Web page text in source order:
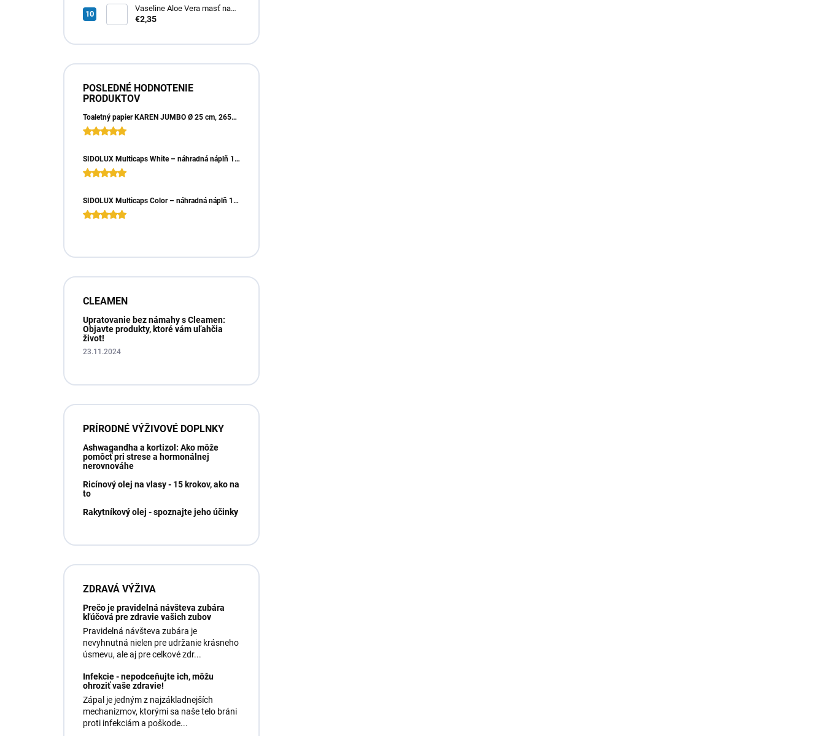
Vaseline Aloe Vera masť na
pery 20g
€2,35
POSLEDNÉ HODNOTENIE
PRODUKTOV
Toaletný papier KAREN JUMBO Ø 25 cm, 265m, 2vrst. (6ks)
SIDOLUX Multicaps White – náhradná náplň 10ks
SIDOLUX Multicaps Color – náhradná náplň 10ks
CLEAMEN
Upratovanie bez námahy s Cleamen:
Objavte produkty, ktoré vám uľahčia
život!
23.11.2024
PRÍRODNÉ VÝŽIVOVÉ DOPLNKY
Ashwagandha a kortizol: Ako môže
pomôcť pri strese a hormonálnej
nerovnováhe
Ricínový olej na vlasy - 15 krokov, ako na
to
Rakytníkový olej - spoznajte jeho účinky
ZDRAVÁ VÝŽIVA
Prečo je pravidelná návšteva zubára
kľúčová pre zdravie vašich zubov
Pravidelná návšteva zubára je
nevyhnutná nielen pre udržanie krásneho
úsmevu, ale aj pre celkové zdr...
Infekcie - nepodceňujte ich, môžu
ohroziť vaše zdravie!
Zápal je jedným z najzákladnejších
mechanizmov, ktorými sa naše telo bráni
proti infekciám a poškode...